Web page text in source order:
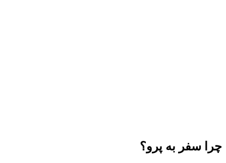
چرا سفر به پرو؟